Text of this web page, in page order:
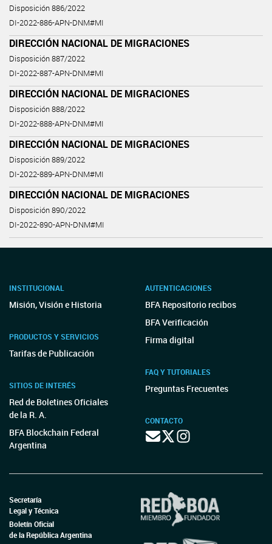
Disposición 886/2022
DI-2022-886-APN-DNM#MI
DIRECCIÓN NACIONAL DE MIGRACIONES
Disposición 887/2022
DI-2022-887-APN-DNM#MI
DIRECCIÓN NACIONAL DE MIGRACIONES
Disposición 888/2022
DI-2022-888-APN-DNM#MI
DIRECCIÓN NACIONAL DE MIGRACIONES
Disposición 889/2022
DI-2022-889-APN-DNM#MI
DIRECCIÓN NACIONAL DE MIGRACIONES
Disposición 890/2022
DI-2022-890-APN-DNM#MI
INSTITUCIONAL
Misión, Visión e Historia
PRODUCTOS Y SERVICIOS
Tarifas de Publicación
SITIOS DE INTERÉS
Red de Boletines Oficiales
de la R. A.
BFA Blockchain Federal
Argentina
AUTENTICACIONES
BFA Repositorio recibos
BFA Verificación
Firma digital
FAQ Y TUTORIALES
Preguntas Frecuentes
CONTACTO
Secretaría
Legal y Técnica
Boletín Oficial
de la República Argentina